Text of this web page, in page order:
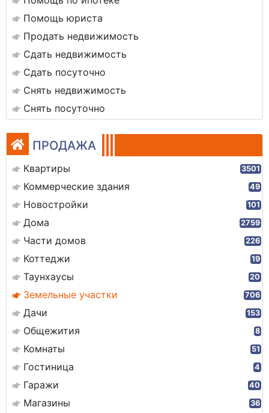
Помощь юриста
Продать недвижимость
Сдать недвижимость
Сдать посуточно
Снять недвижимость
Снять посуточно
ПРОДАЖА
Квартиры 3501
Коммерческие здания 49
Новостройки 101
Дома 2759
Части домов 226
Коттеджи 19
Таунхаусы 20
Земельные участки 706
Дачи 153
Общежития 8
Комнаты 51
Гостиница 4
Гаражи 40
Магазины 36